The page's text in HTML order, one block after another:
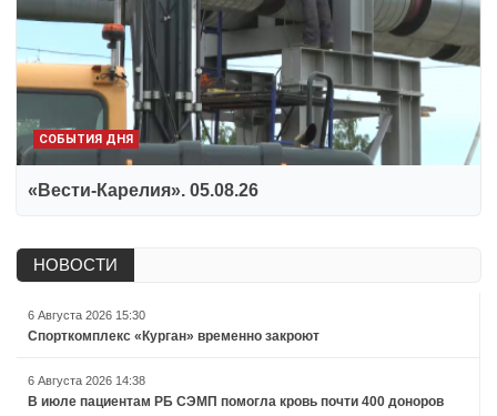
СОБЫТИЯ ДНЯ
«Вести-Карелия». 05.08.26
НОВОСТИ
6 Августа 2026 15:30
Спорткомплекс «Курган» временно закроют
6 Августа 2026 14:38
В июле пациентам РБ СЭМП помогла кровь почти 400 доноров